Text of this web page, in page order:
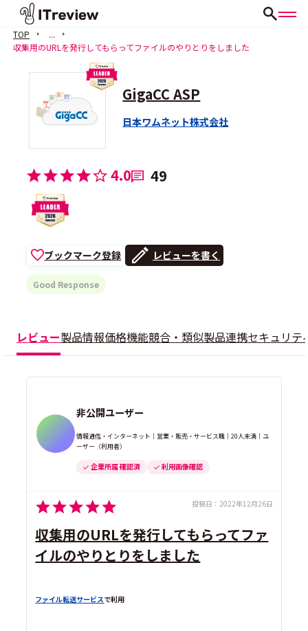
TOP
...
収集用のURLを発行してもらってファイルのやりとりをしました
GigaCC ASP
日本ワムネット株式会社
4.0 49
ブックマーク登録 レビューを書く
Good Response
レビュー製品情報価格機能競合・類似製品連携セキュリテ
非公開ユーザー
情報通信・インターネット｜営業・販売・サービス職｜20人未満｜ユ
ーザー（利用者）
企業所属 確認済 利用画像確認
投稿日： 2022年12月26日
収集用のURLを発行してもらってファ
イルのやりとりをしました
ファイル転送サービスで利用